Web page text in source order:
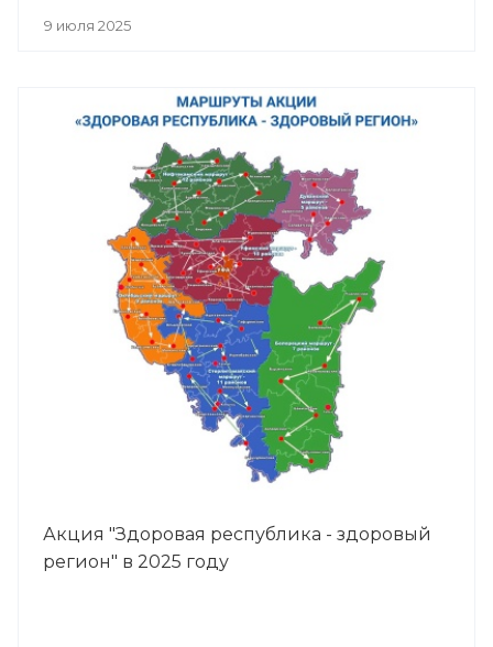
9 июля 2025
Акция "Здоровая республика - здоровый
регион" в 2025 году